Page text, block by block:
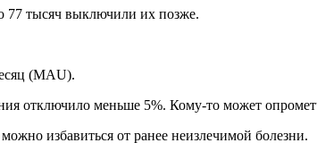
77 тысяч выключили их позже.
(MAU).
отключило меньше 5%. Кому-то может
избавиться от ранее неизлечимой болезни.